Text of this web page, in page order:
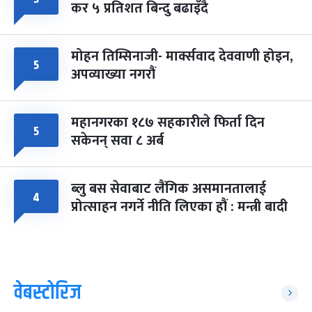
कर ५ प्रतिशत बिन्दु बढाइँदै
५ मोहन तिम्सिनाजी- मार्क्सवाद देववाणी होइन,
अपव्याख्या नगरौं
५ महानगरका १८७ सहकारीले फिर्ता दिन
सकेनन् सवा ८ अर्ब
४ ब्लु बस सेवाबाट लैंगिक असमानतालाई
प्रोत्साहन नगर्ने नीति लिएका हौं : मन्त्री बादी
वेबस्टोरिज